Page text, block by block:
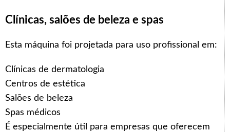
Clínicas, salões de beleza e spas
Esta máquina foi projetada para uso profissional em:
Clínicas de dermatologia
Centros de estética
Salões de beleza
Spas médicos
É especialmente útil para empresas que oferecem
Italian